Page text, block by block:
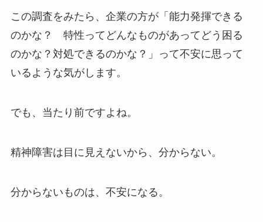
この調査をみたら、企業の方が「能力発揮できる
のかな？ 特性ってどんなものがあってどう困る
のかな？対処できるのかな？」って不安に思って
いるような気がします。
でも、当たり前ですよね。
精神障害は目に見えないから、分からない。
分からないものは、不安になる。